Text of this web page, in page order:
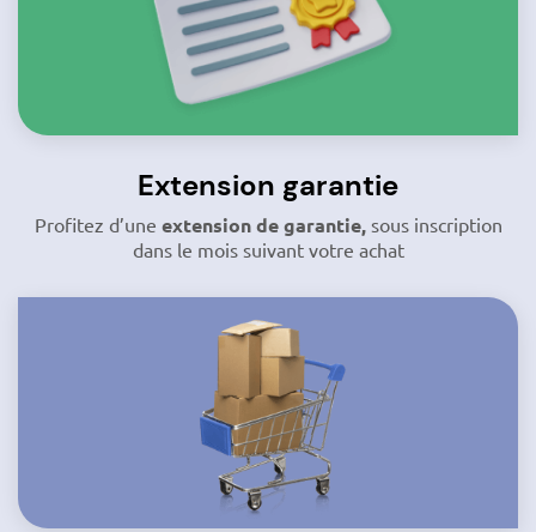
Extension garantie
Profitez d’une extension de garantie, sous inscription
dans le mois suivant votre achat